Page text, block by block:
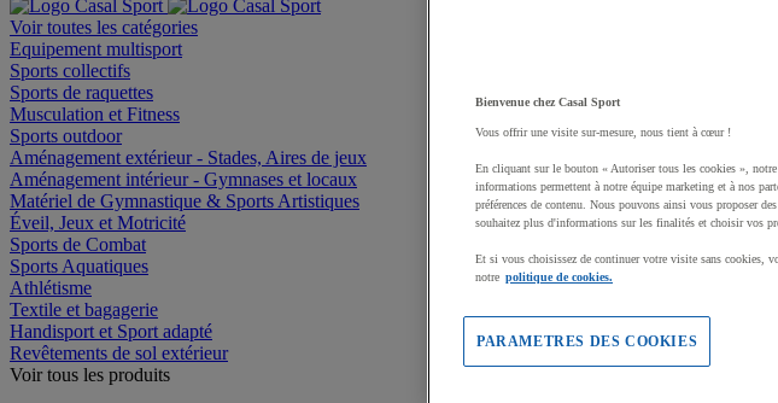
Voir toutes les catégories
Equipement multisport
Sports collectifs
Sports de raquettes
Musculation et Fitness
Sports outdoor
Aménagement extérieur - Stades, Aires de jeux
Aménagement intérieur - Gymnases et locaux
Matériel de Gymnastique & Sports Artistiques
Éveil, Jeux et Motricité
Sports de Combat
Sports Aquatiques
Athlétisme
Textile et bagagerie
Handisport et Sport adapté
Revêtements de sol extérieur
Voir tous les produits
Bienvenue chez Casal Sport
Vous offrir une visite sur-mesure, nous tient à cœur !
En cliquant sur le bouton « Autoriser tous les cookies »,
informations permettent à notre équipe marketing et à nos
préférences de contenu. Nous pouvons ainsi vous proposer
souhaitez plus d'informations sur les finalités et choisir vos
Et si vous choisissez de continuer votre visite sans cookies,
notre politique de cookies.
PARAMETRES DES COOKIES